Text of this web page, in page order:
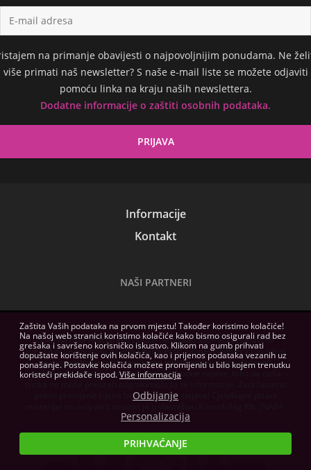
na primanje obavijesti o najpovoljnijim ponudama. Ne
više primati naš newsletter? S naše e-mail liste se možete odjaviti
pomoću linka na kraju naših newslettera.
Dodatne informacije o zaštiti osobnih podataka.
Informacije
Kontakt
NAŠI PARTNERI
Slike na ovoj web stranici služe samo kao ilustracija. Tehničke
specifikacije, sadržaji paketa i hardverski zahtjevi softvera navedeni
na ovoj web stranici imaju samo informativnu svrhu, izdavači
zadržavaju pravo na izmjene bez prethodne najave, tako da naša
pravo promjene cijena bez prethodne najave! Cjelokupni pisani
82255/2014.)
Zaštita Vaših podataka na prvom mjestu! Također koristimo kolačiće!
Na našoj web stranici koristimo kolačiće kako bismo osigurali rad bez
grešaka i savršeno korisničko iskustvo. Klikom na gumb prihvati
dopuštate korištenje ovih kolačića, kao i prijenos podataka vezanih uz
ponašanje. Postavke kolačića možete promijeniti u bilo kojem trenutku
koristeći prekidače ispod.Više informacija
Odbijanje
Personalizacija
PRIHVAĆANJE